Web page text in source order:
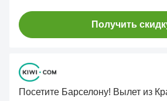
Получить
Посетите Барселону! Вылет из